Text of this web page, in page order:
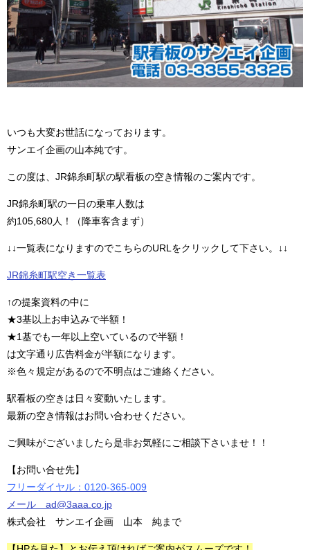
いつも大変お世話になっております。
サンエイ企画の山本純です。
この度は、JR錦糸町駅の駅看板の空き情報のご案内です。
JR錦糸町駅の一日の乗車人数は
約105,680人！（降車客含まず）
↓↓一覧表になりますのでこちらのURLをクリックして下さい。↓↓
JR錦糸町駅空き一覧表
↑の提案資料の中に
★3基以上お申込みで半額！
★1基でも一年以上空いているので半額！
は文字通り広告料金が半額になります。
※色々規定があるので不明点はご連絡ください。
駅看板の空きは日々変動いたします。
最新の空き情報はお問い合わせください。
ご興味がございましたら是非お気軽にご相談下さいませ！！
【お問い合せ先】
フリーダイヤル：0120-365-009
メール ad@3aaa.co.jp
株式会社 サンエイ企画 山本 純まで